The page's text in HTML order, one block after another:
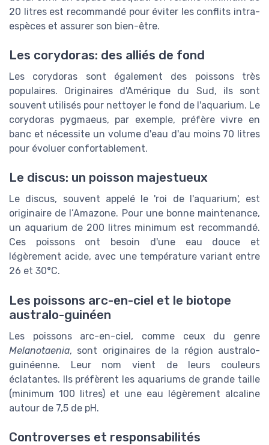
20 litres est recommandé pour éviter les conflits intra-
espèces et assurer son bien-être.
Les corydoras: des alliés de fond
Les corydoras sont également des poissons très
populaires. Originaires d'Amérique du Sud, ils sont
souvent utilisés pour nettoyer le fond de l'aquarium. Le
corydoras pygmaeus, par exemple, préfère vivre en
banc et nécessite un volume d'eau d'au moins 70 litres
pour évoluer confortablement.
Le discus: un poisson majestueux
Le discus, souvent appelé le 'roi de l'aquarium', est
originaire de l’Amazone. Pour une bonne maintenance,
un aquarium de 200 litres minimum est recommandé.
Ces poissons ont besoin d'une eau douce et
légèrement acide, avec une température variant entre
26 et 30°C.
Les poissons arc-en-ciel et le biotope
australo-guinéen
Les poissons arc-en-ciel, comme ceux du genre
Melanotaenia, sont originaires de la région australo-
guinéenne. Leur nom vient de leurs couleurs
éclatantes. Ils préfèrent les aquariums de grande taille
(minimum 100 litres) et une eau légèrement alcaline
autour de 7,5 de pH.
Controverses et responsabilités